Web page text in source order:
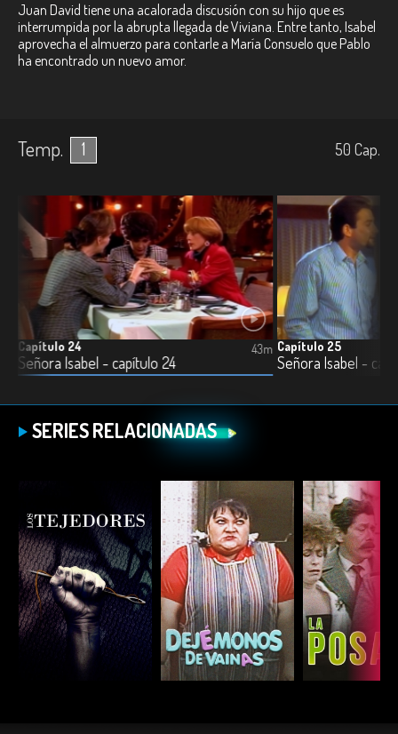
Juan David tiene una acalorada discusión con su hijo que es
interrumpida por la abrupta llegada de Viviana. Entre tanto, Isabel
aprovecha el almuerzo para contarle a María Consuelo que Pablo
ha encontrado un nuevo amor.
Temp. 1 50 Cap.
Capítulo 24
Señora Isabel - capítulo 24
43m Capítulo 25
Señora Isabel -
SERIES RELACIONADAS
ESCUCHAR ESCUCHAR